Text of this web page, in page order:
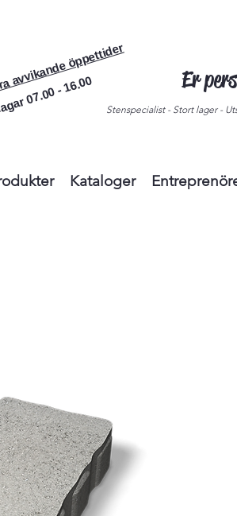
avvikande öppettider
07.00 - 16.00
Er
Stenspecialist - Stort lager -
Kataloger